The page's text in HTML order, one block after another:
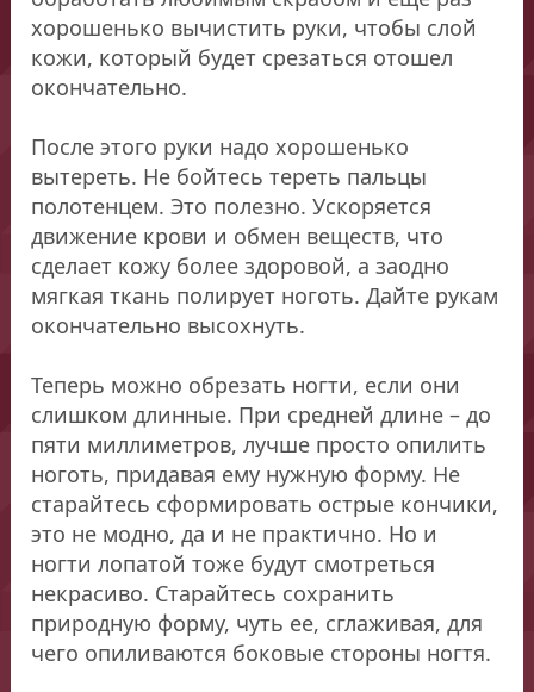
хорошенько вычистить руки, чтобы слой
кожи, который будет срезаться отошел
окончательно.
После этого руки надо хорошенько
вытереть. Не бойтесь тереть пальцы
полотенцем. Это полезно. Ускоряется
движение крови и обмен веществ, что
сделает кожу более здоровой, а заодно
мягкая ткань полирует ноготь. Дайте рукам
окончательно высохнуть.
Теперь можно обрезать ногти, если они
слишком длинные. При средней длине – до
пяти миллиметров, лучше просто опилить
ноготь, придавая ему нужную форму. Не
старайтесь сформировать острые кончики,
это не модно, да и не практично. Но и
ногти лопатой тоже будут смотреться
некрасиво. Старайтесь сохранить
природную форму, чуть ее, сглаживая, для
чего опиливаются боковые стороны ногтя.